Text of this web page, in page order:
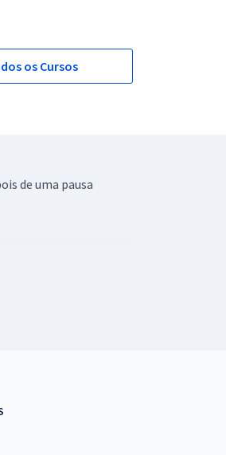
os Cursos
de uma pausa
tanto de setores